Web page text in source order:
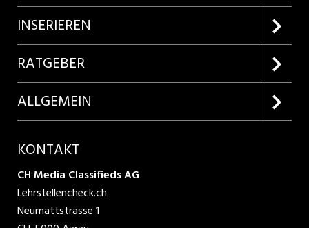
Firmenprofile entdecken
Lehrstellen suchen
INSERIEREN
Kundenlogin
Inserieren
Produkte
RATGEBER
Lehrberufe entdecken
ALLGEMEIN
AGB
Datenschutzbestimmungen
KONTAKT
CH Media Classifieds AG
Lehrstellencheck.ch
Neumattstrasse 1